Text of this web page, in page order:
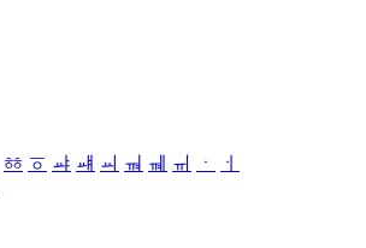
ㆅ ㆆ ㆇ ㆈ ㆉ ㆊ ㆋ ㆌ ㆍ
ㆎ